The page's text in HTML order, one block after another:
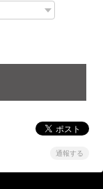
通報する